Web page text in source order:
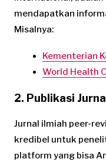
mendapatkan
Misalnya:
Kementerian
World Health
2. Publikasi
Jurnal ilmiah peer-
kredibel untuk
platform yang bisa